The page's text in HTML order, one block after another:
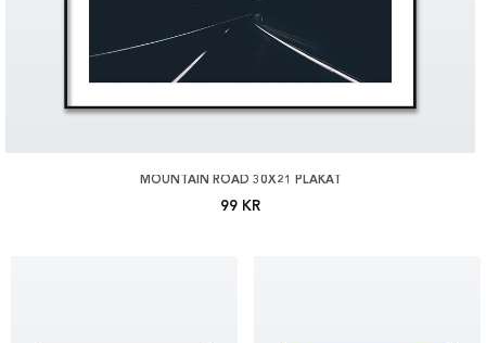
MOUNTAIN ROAD 30X21 PLAKAT
99 KR